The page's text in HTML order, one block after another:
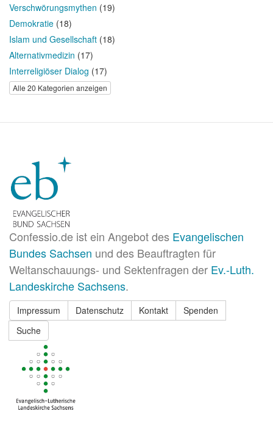
Verschwörungsmythen (19)
Demokratie (18)
Islam und Gesellschaft (18)
Alternativmedizin (17)
Interreligiöser Dialog (17)
Alle 20 Kategorien anzeigen
Confessio.de ist ein Angebot des Evangelischen
Bundes Sachsen und des Beauftragten für
Weltanschauungs- und Sektenfragen der Ev.-Luth.
Landeskirche Sachsens.
Impressum Datenschutz Kontakt
Spenden
Suche